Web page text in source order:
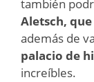
también
Aletsch,
además de
palacio de
increíbles.